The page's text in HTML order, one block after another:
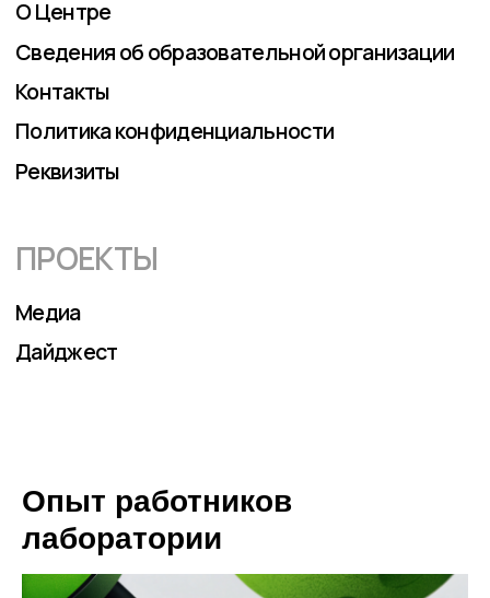
ПРОЕКТЫ
Медиа
Дайджест
Опыт работников
лаборатории